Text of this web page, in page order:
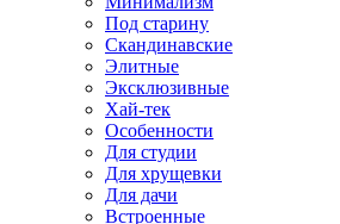
Под старину
Скандинавские
Элитные
Эксклюзивные
Хай-тек
Особенности
Для студии
Для хрущевки
Для дачи
Встроенные